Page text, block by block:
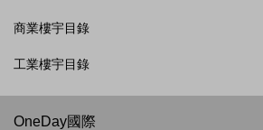
商業樓宇目錄
工業樓宇目錄
OneDay國際